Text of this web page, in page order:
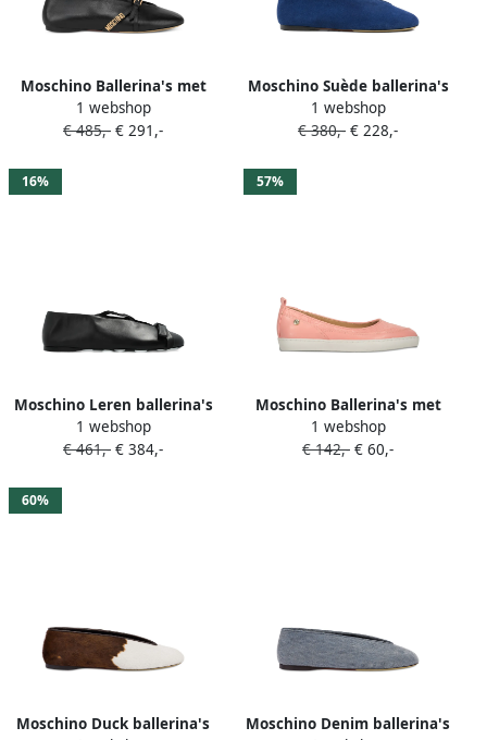
Moschino Ballerina's met
logo Zwart
1 webshop
€ 485,- € 291,-
Moschino Suède ballerina's
Blauw
1 webshop
€ 380,- € 228,-
16%
Moschino Leren ballerina's
met strikdetail Zwart
1 webshop
€ 461,- € 384,-
57%
Moschino Ballerina's met
logoplakkaat Roze
1 webshop
€ 142,- € 60,-
60%
Moschino Duck ballerina's
Moschino Denim ballerina's